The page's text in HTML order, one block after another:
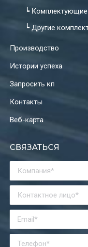
┕
┕ Другие
Производство
Истории успеха
Запросить кп
Контакты
Веб-карта
СВЯЗАТЬСЯ